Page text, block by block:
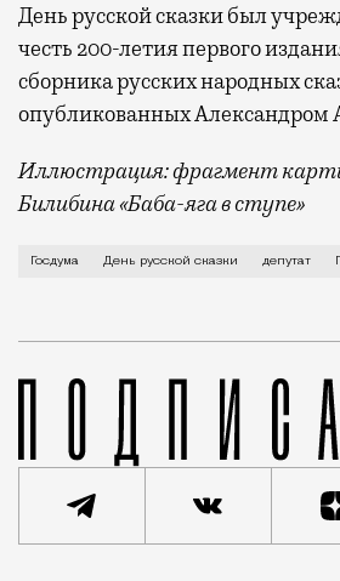
День русской сказки был
честь 200-летия первого
сборника русских народных
опубликованных Александром
Иллюстрация: фрагмент
Билибина «Баба-яга в ступе»
Накануне Хеллоуина
Госдума День русской сказки депутат